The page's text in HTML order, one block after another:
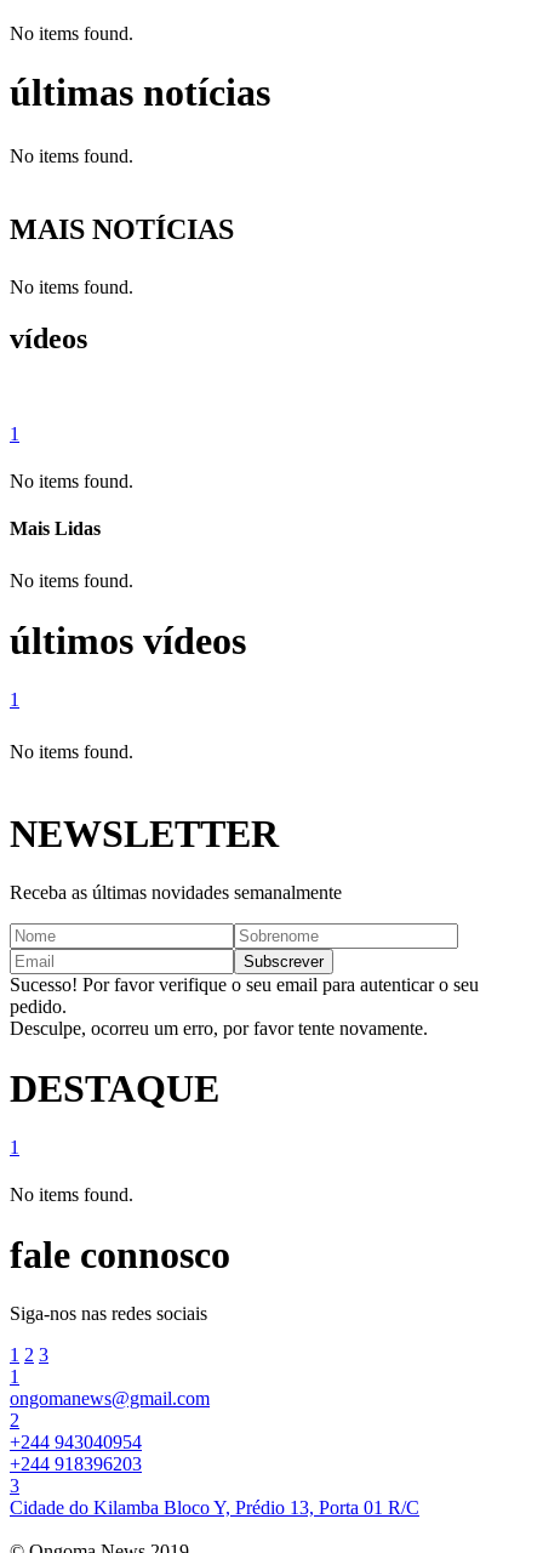
No items found.
últimas notícias
No items found.
MAIS NOTÍCIAS
No items found.
vídeos
1
No items found.
Mais Lidas
No items found.
últimos vídeos
1
No items found.
NEWSLETTER
Receba as últimas novidades semanalmente
Sucesso! Por favor verifique o seu email para autenticar o seu
pedido.
Desculpe, ocorreu um erro, por favor tente novamente.
DESTAQUE
1
No items found.
fale connosco
Siga-nos nas redes sociais
1 2 3
1
ongomanews@gmail.com
2
+244 943040954
+244 918396203
3
Cidade do Kilamba Bloco Y, Prédio 13, Porta 01 R/C